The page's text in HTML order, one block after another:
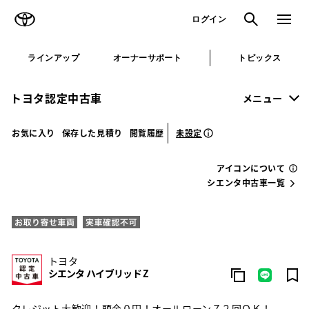
ログイン 検索 メニュ
ラインアップ オーナーサポート トピックス
トヨタ認定中古車 メニュー
お気に入り 保存した見積り 閲覧履歴 未設定
アイコンについて
シエンタ中古車一覧
トヨタ
シエンタ ハイブリッド Z